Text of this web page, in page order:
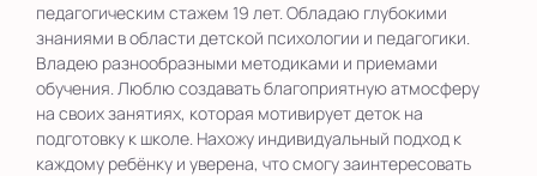
педагогическим стажем 19 лет. Обладаю глубокими
знаниями в области детской психологии и педагогики.
Владею разнообразными методиками и приемами
обучения. Люблю создавать благоприятную атмосферу
на своих занятиях, которая мотивирует деток на
подготовку к школе. Нахожу индивидуальный подход к
каждому ребёнку и уверена, что смогу заинтересовать